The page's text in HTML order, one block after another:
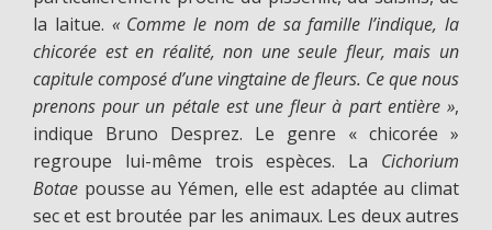
la laitue. « Comme le nom de sa famille l’indique, la
chicorée est en réalité, non une seule fleur, mais un
capitule composé d’une vingtaine de fleurs. Ce que nous
prenons pour un pétale est une fleur à part entière »,
indique Bruno Desprez. Le genre « chicorée »
regroupe lui-même trois espèces. La Cichorium
Botae pousse au Yémen, elle est adaptée au climat
sec et est broutée par les animaux. Les deux autres